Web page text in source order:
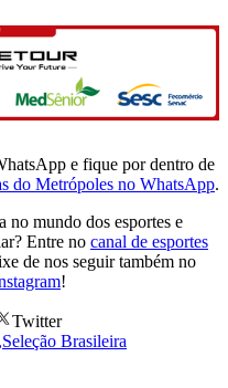
e fique por dentro de
do Metrópoles no WhatsApp.
no mundo dos esportes e
Entre no canal de esportes
de nos seguir também no
!
Twitter
,Seleção Brasileira